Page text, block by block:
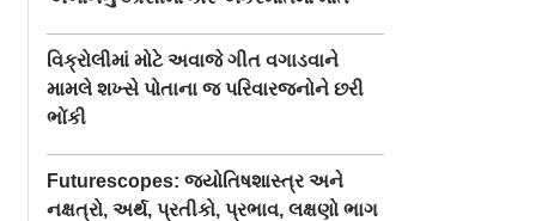
વિક્રોલીમાં મોટે અવાજે ગીત વગાડવાને
મામલે શખ્સે પોતાના જ પરિવારજનોને છરી
ભોંકી
Futurescopes: જ્યોતિષશાસ્ત્ર અને
નક્ષત્રો, અર્થ, પ્રતીકો, પ્રભાવ, લક્ષણો ભાગ